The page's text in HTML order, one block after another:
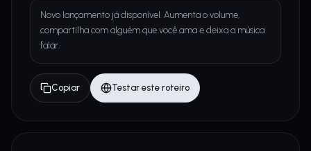
Novo lançamento já disponível. Aumenta o volume,
compartilha com alguém que você ama e deixa a música
falar.
Copiar Testar este roteiro